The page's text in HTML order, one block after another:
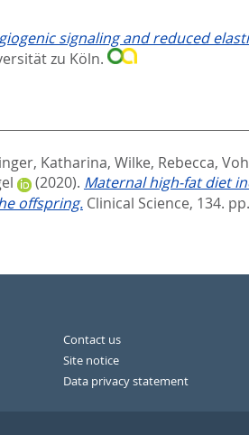
signaling and reduced
zu Köln.
Katharina, Wilke, Rebecca,
(2020). Maternal high-fat diet
offspring. Clinical Science, 134.
Contact us
Site notice
Data privacy statement